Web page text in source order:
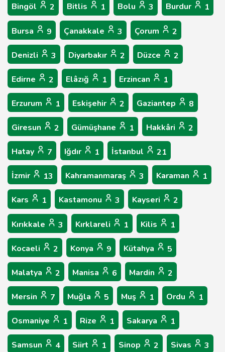
Bingöl 2 Bitlis 1 Bolu 3 Burdur 1
Bursa 9 Çanakkale 3 Çorum 2
Denizli 3 Diyarbakır 2 Düzce 2
Edirne 2 Elâzığ 1 Erzincan 1
Erzurum 1 Eskişehir 2 Gaziantep 8
Giresun 2 Gümüşhane 1 Hakkâri 2
Hatay 7 Iğdır 1 İstanbul 21
İzmir 13 Kahramanmaraş 3 Karaman 1
Kars 1 Kastamonu 3 Kayseri 2
Kırıkkale 3 Kırklareli 1 Kilis 1
Kocaeli 2 Konya 9 Kütahya 5
Malatya 2 Manisa 6 Mardin 2
Mersin 7 Muğla 5 Muş 1 Ordu 1
Osmaniye 1 Rize 1 Sakarya 1
Samsun 4 Siirt 1 Sinop 2 Sivas 3